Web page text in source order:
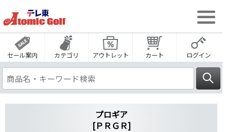
セール案内 カテゴリ アウトレット カート ログイン
プロギア
[ＰＲＧＲ]